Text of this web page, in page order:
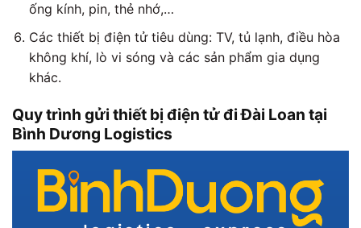
ống kính, pin, thẻ nhớ,…
Các thiết bị điện tử tiêu dùng: TV, tủ lạnh, điều hòa
không khí, lò vi sóng và các sản phẩm gia dụng
khác.
Quy trình gửi thiết bị điện tử đi Đài Loan tại
Bình Dương Logistics